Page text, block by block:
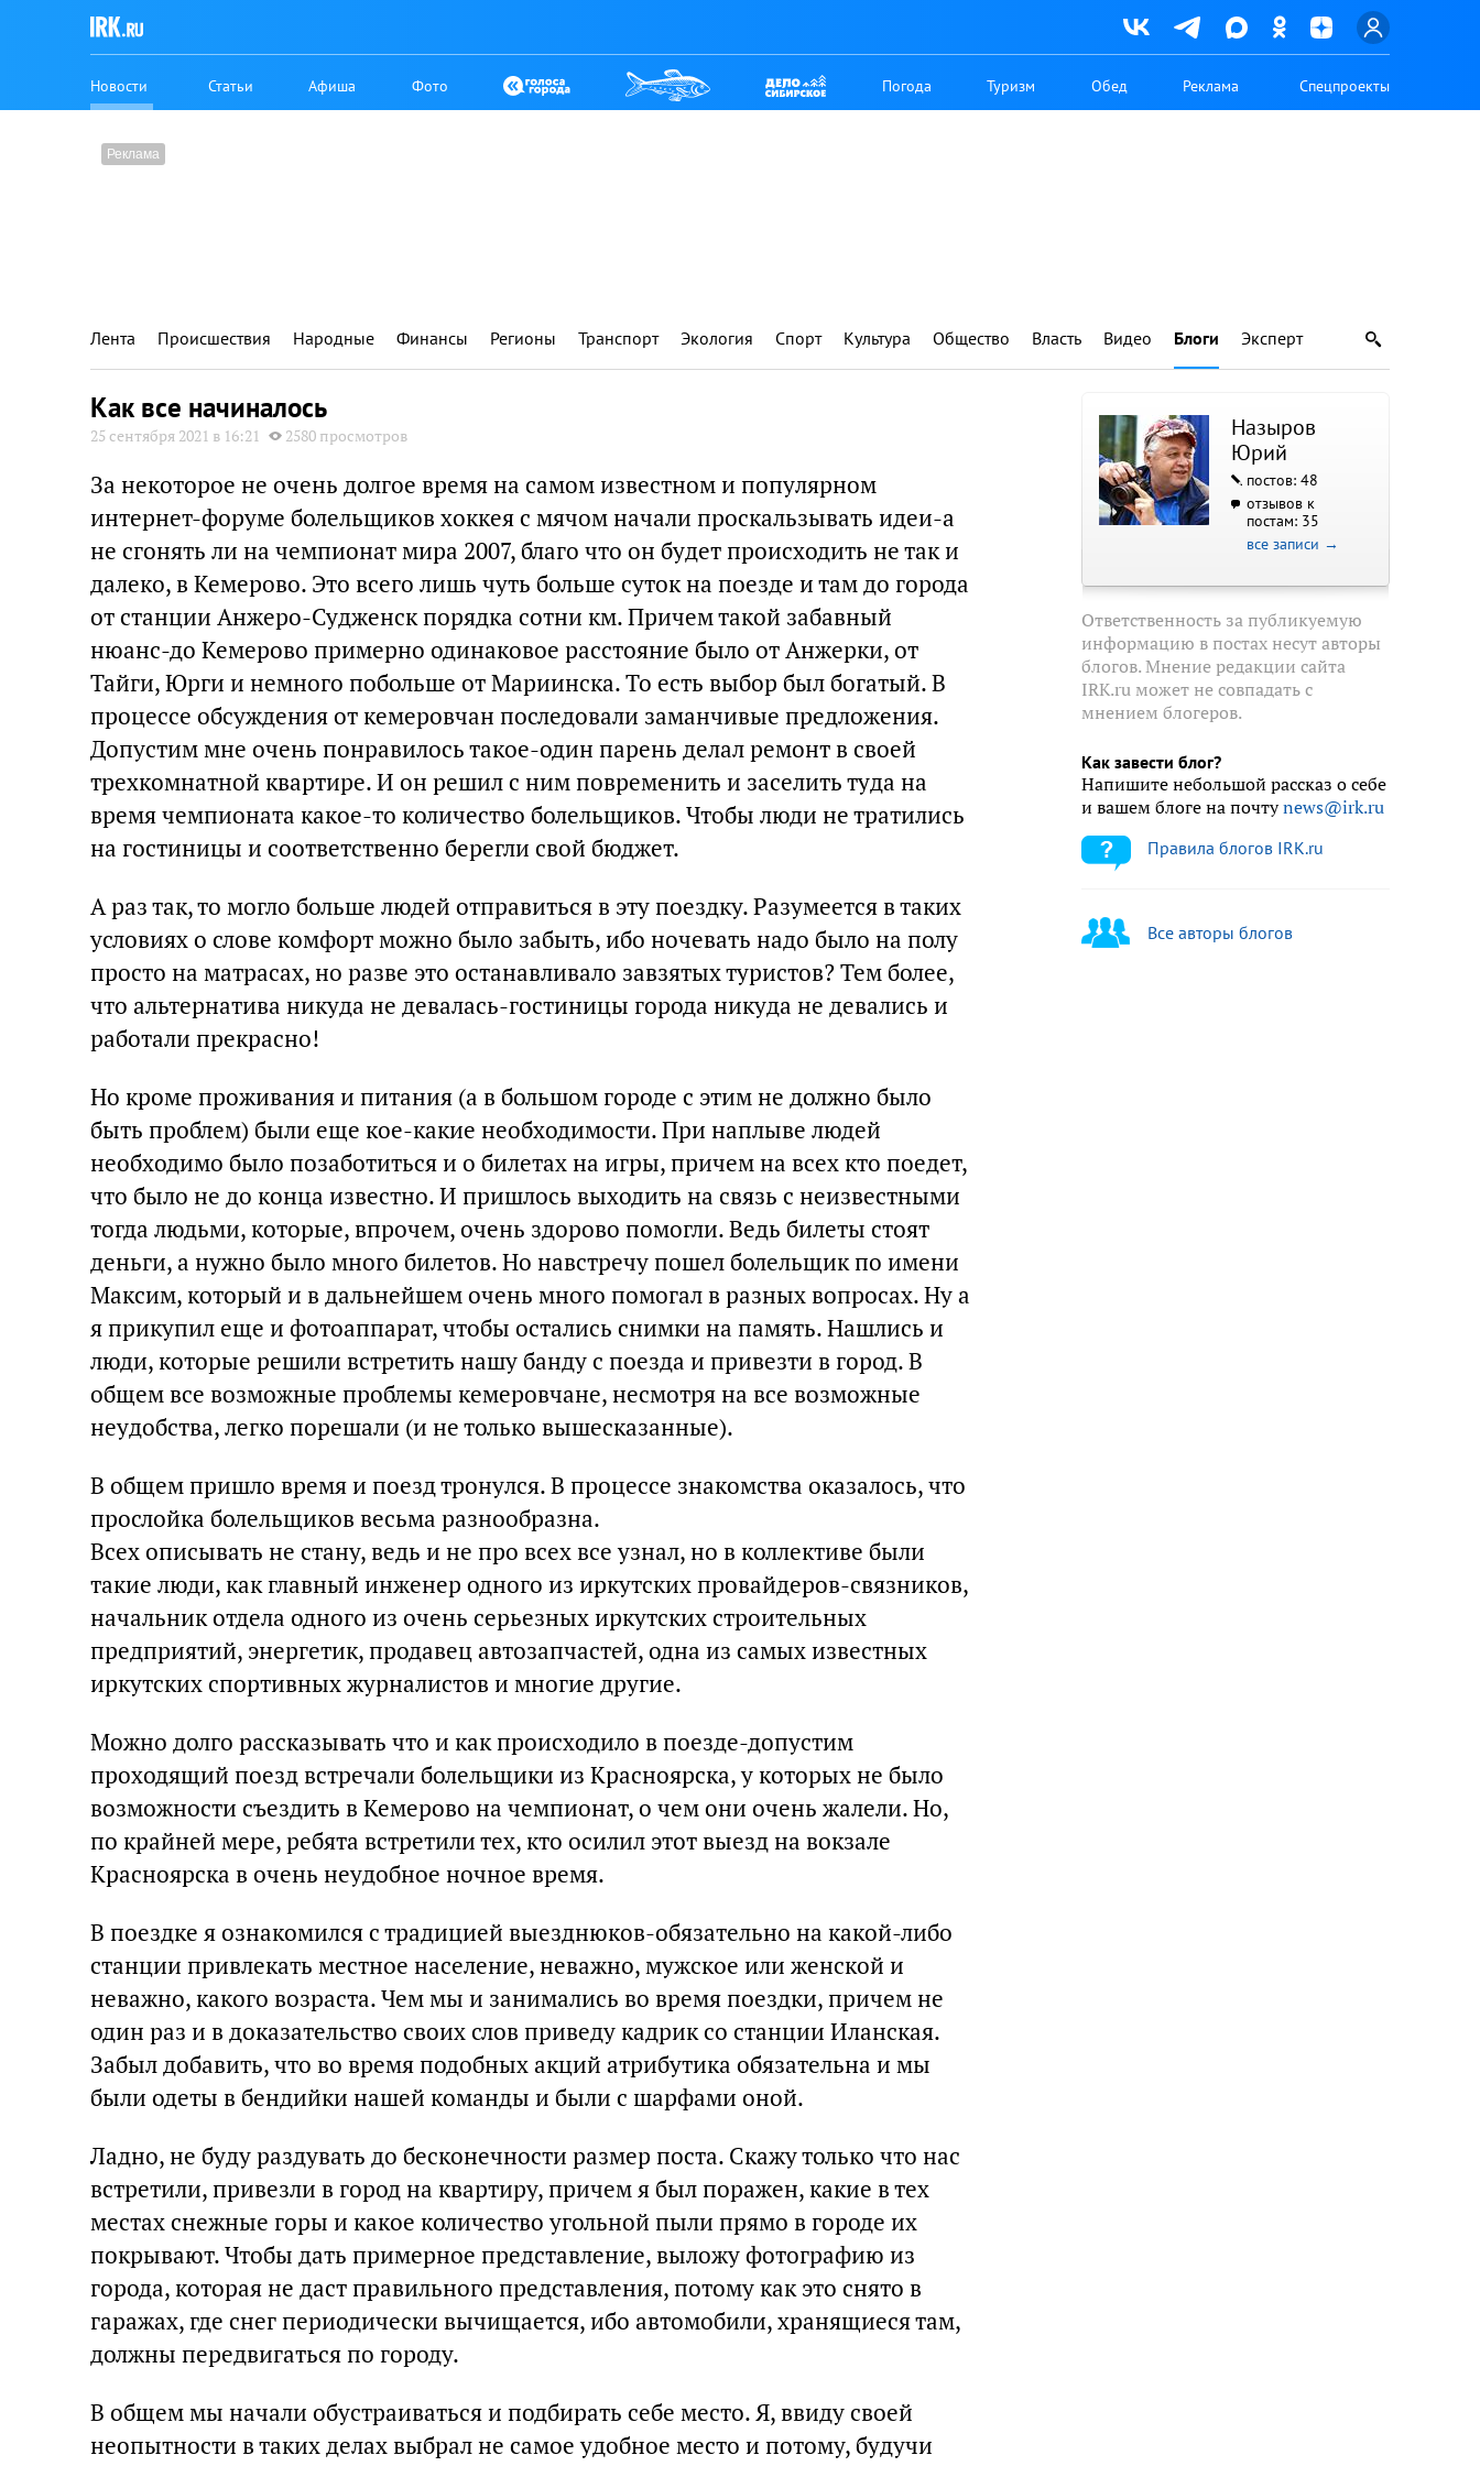
Новости Статьи Афиша Фото Погода Туризм Обед Реклама Спецпроекты
Лента Происшествия Народные Финансы Регионы Транспорт Экология Спорт Культура Общество Власть Видео Блоги Эксперт
Как все начиналось
25 сентября 2021 в 16:21 2580 просмотров
За некоторое не очень долгое время на самом известном и популярном
интернет-форуме болельщиков хоккея с мячом начали проскальзывать идеи-а
не сгонять ли на чемпионат мира 2007, благо что он будет происходить не так и
далеко, в Кемерово. Это всего лишь чуть больше суток на поезде и там до города
от станции Анжеро-Судженск порядка сотни км. Причем такой забавный
нюанс-до Кемерово примерно одинаковое расстояние было от Анжерки, от
Тайги, Юрги и немного побольше от Мариинска. То есть выбор был богатый. В
процессе обсуждения от кемеровчан последовали заманчивые предложения.
Допустим мне очень понравилось такое-один парень делал ремонт в своей
трехкомнатной квартире. И он решил с ним повременить и заселить туда на
время чемпионата какое-то количество болельщиков. Чтобы люди не тратились
на гостиницы и соответственно берегли свой бюджет.
А раз так, то могло больше людей отправиться в эту поездку. Разумеется в таких
условиях о слове комфорт можно было забыть, ибо ночевать надо было на полу
просто на матрасах, но разве это останавливало завзятых туристов? Тем более,
что альтернатива никуда не девалась-гостиницы города никуда не девались и
работали прекрасно!
Но кроме проживания и питания (а в большом городе с этим не должно было
быть проблем) были еще кое-какие необходимости. При наплыве людей
необходимо было позаботиться и о билетах на игры, причем на всех кто поедет,
что было не до конца известно. И пришлось выходить на связь с неизвестными
тогда людьми, которые, впрочем, очень здорово помогли. Ведь билеты стоят
деньги, а нужно было много билетов. Но навстречу пошел болельщик по имени
Максим, который и в дальнейшем очень много помогал в разных вопросах. Ну а
я прикупил еще и фотоаппарат, чтобы остались снимки на память. Нашлись и
люди, которые решили встретить нашу банду с поезда и привезти в город. В
общем все возможные проблемы кемеровчане, несмотря на все возможные
неудобства, легко порешали (и не только вышесказанные).
В общем пришло время и поезд тронулся. В процессе знакомства оказалось, что
прослойка болельщиков весьма разнообразна.
Всех описывать не стану, ведь и не про всех все узнал, но в коллективе были
такие люди, как главный инженер одного из иркутских провайдеров-связников,
начальник отдела одного из очень серьезных иркутских строительных
предприятий, энергетик, продавец автозапчастей, одна из самых известных
иркутских спортивных журналистов и многие другие.
Можно долго рассказывать что и как происходило в поезде-допустим
проходящий поезд встречали болельщики из Красноярска, у которых не было
возможности съездить в Кемерово на чемпионат, о чем они очень жалели. Но,
по крайней мере, ребята встретили тех, кто осилил этот выезд на вокзале
Красноярска в очень неудобное ночное время.
В поездке я ознакомился с традицией выезднюков-обязательно на какой-либо
станции привлекать местное население, неважно, мужское или женской и
неважно, какого возраста. Чем мы и занимались во время поездки, причем не
один раз и в доказательство своих слов приведу кадрик со станции Иланская.
Забыл добавить, что во время подобных акций атрибутика обязательна и мы
были одеты в бендийки нашей команды и были с шарфами оной.
Ладно, не буду раздувать до бесконечности размер поста. Скажу только что нас
встретили, привезли в город на квартиру, причем я был поражен, какие в тех
местах снежные горы и какое количество угольной пыли прямо в городе их
покрывают. Чтобы дать примерное представление, выложу фотографию из
города, которая не даст правильного представления, потому как это снято в
гаражах, где снег периодически вычищается, ибо автомобили, хранящиеся там,
должны передвигаться по городу.
В общем мы начали обустраиваться и подбирать себе место. Я, ввиду своей
неопытности в таких делах выбрал не самое удобное место и потому, будучи
Назыров
Юрий
постов: 48
отзывов к
постам: 35
все записи →
Ответственность за публикуемую
информацию в постах несут авторы
блогов. Мнение редакции сайта
IRK.ru может не совпадать с
мнением блогеров.
Как завести блог?
Напишите небольшой рассказ о себе
и вашем блоге на почтуnews@irk.ru
Правила блогов IRK.ru
Все авторы блогов